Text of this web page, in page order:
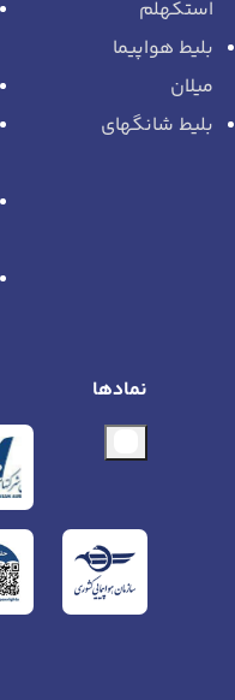
استکهلم
بلیط هواپیما
میلان
بلیط شانگهای
نمادها